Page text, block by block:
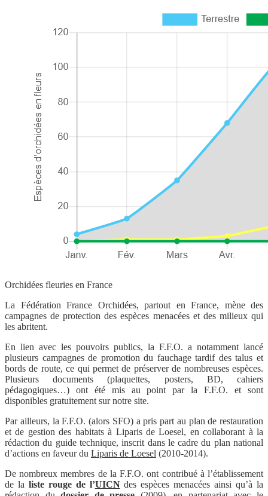
Orchidées fleuries en France
La Fédération France Orchidées, partout en France, mène des
campagnes de protection des espèces menacées et des milieux qui
les abritent.
En lien avec les pouvoirs publics, la F.F.O. a notamment lancé
plusieurs campagnes de promotion du fauchage tardif des talus et
bords de route, ce qui permet de préserver de nombreuses espèces.
Plusieurs documents (plaquettes, posters, BD, cahiers
pédagogiques…) ont été mis au point par la F.F.O. et sont
disponibles gratuitement sur notre site.
Par ailleurs, la F.F.O. (alors SFO) a pris part au plan de restauration
et de gestion des habitats à Liparis de Loesel, en collaborant à la
rédaction du guide technique, inscrit dans le cadre du plan national
d’actions en faveur du Liparis de Loesel (2010-2014).
De nombreux membres de la F.F.O. ont contribué à l’établissement
de la liste rouge de l’UICNdes espèces menacées ainsi qu’à la